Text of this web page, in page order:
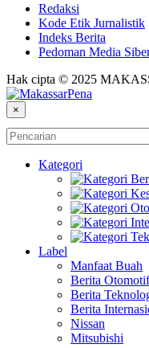
Redaksi
Kode Etik Jurnalistik
Indeks Berita
Pedoman Media
Hak cipta © 2025
×
Kategori
Label
Manfaat Buah
Berita Otomotif
Berita
Berita
Nissan
Mitsubishi